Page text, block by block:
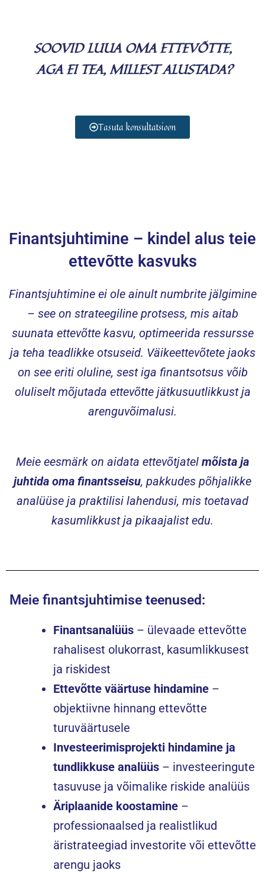
SOOVID LUUA OMA ETTEVÕTTE,
AGA EI TEA, MILLEST ALUSTADA?
Tasuta konsultatsioon
Finantsjuhtimine – kindel alus teie
ettevõtte kasvuks
Finantsjuhtimine ei ole ainult numbrite jälgimine
– see on strateegiline protsess, mis aitab
suunata ettevõtte kasvu, optimeerida ressursse
ja teha teadlikke otsuseid. Väikeettevõtete jaoks
on see eriti oluline, sest iga finantsotsus võib
oluliselt mõjutada ettevõtte jätkusuutlikkust ja
arenguvõimalusi.
Meie eesmärk on aidata ettevõtjatel mõista ja
juhtida oma finantsseisu, pakkudes põhjalikke
analüüse ja praktilisi lahendusi, mis toetavad
kasumlikkust ja pikaajalist edu.
Meie finantsjuhtimise teenused:
Finantsanalüüs – ülevaade ettevõtte
rahalisest olukorrast, kasumlikkusest
ja riskidest
Ettevõtte väärtuse hindamine –
objektiivne hinnang ettevõtte
turuväärtusele
Investeerimisprojekti hindamine ja
tundlikkuse analüüs – investeeringute
tasuvuse ja võimalike riskide analüüs
Äriplaanide koostamine –
professionaalsed ja realistlikud
äristrateegiad investorite või ettevõtte
arengu jaoks